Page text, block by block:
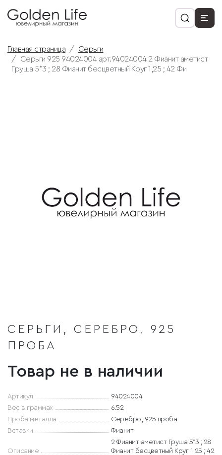
Главная страница
Серьги
Серьги 925 94024004 арт.94024004 2 Фианит аметист
Груша 5*3 ; 28 Фианит бесцветный Круг 1,25 ; 42 Фи
СЕРЬГИ, СЕРЕБРО, 925
ПРОБА
Товар не в наличии
Артикул
94024004
Вес в граммах
6.52
Проба металла
Серебро, 925 проба
Вставки
Фианит
Описание
2 Фианит аметист Груша 5*3 ; 28
Фианит бесцветный Круг 1,25 ; 42